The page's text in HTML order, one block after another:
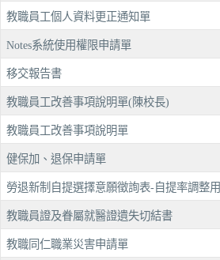
教職員工個人資料更正通知單
Notes系統使用權限申請單
移交報告書
教職員工改善事項說明單(陳校長)
教職員工改善事項說明單
健保加、退保申請單
勞退新制自提選擇意願徵詢表-自提率調整用
教職員證及眷屬就醫證遺失切結書
教職同仁職業災害申請單